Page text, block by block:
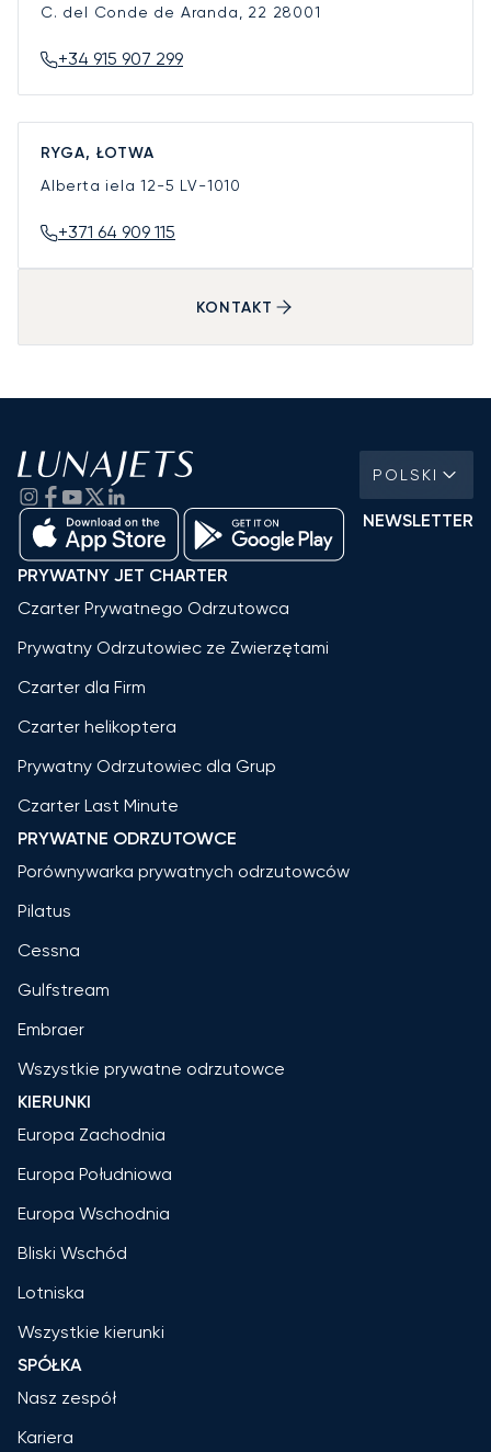
C. del Conde de Aranda, 22 28001
+34 915 907 299
RYGA, ŁOTWA
Alberta iela 12-5 LV-1010
+371 64 909 115
KONTAKT
POLSKI
NEWSLETTER
PRYWATNY JET CHARTER
Czarter Prywatnego Odrzutowca
Prywatny Odrzutowiec ze Zwierzętami
Czarter dla Firm
Czarter helikoptera
Prywatny Odrzutowiec dla Grup
Czarter Last Minute
PRYWATNE ODRZUTOWCE
Porównywarka prywatnych odrzutowców
Pilatus
Cessna
Gulfstream
Embraer
Wszystkie prywatne odrzutowce
KIERUNKI
Europa Zachodnia
Europa Południowa
Europa Wschodnia
Bliski Wschód
Lotniska
Wszystkie kierunki
SPÓŁKA
Nasz zespół
Kariera